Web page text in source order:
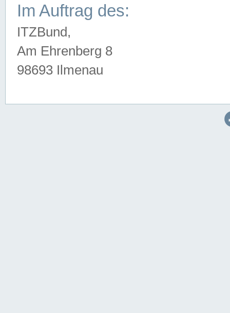
Im Auftrag des:
ITZBund,
Am Ehrenberg 8
98693 Ilmenau